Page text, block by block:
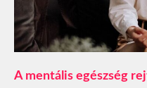
A mentális egészség